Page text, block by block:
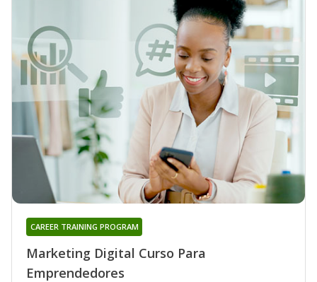
Marketing Digital Curso Para
Emprendedores
CAREER TRAINING PROGRAM